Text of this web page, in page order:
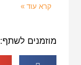
קרא עוד »
מוזמנים לשתף: